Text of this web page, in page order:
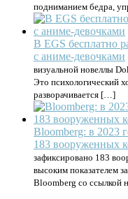
подниманием бедра,
В EGS бесплатно
с аниме-девочками
визуальной новеллы
Это психологический
разворачивается […]
Bloomberg: в 2023
183 вооруженных
зафиксировано 183
высоким показателем
Bloomberg со ссылкой